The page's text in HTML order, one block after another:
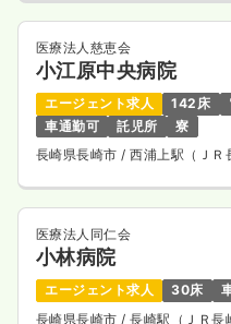
気になる
医療法人慈恵会
小江原中央病院
エージェント求人 142床
車通勤可
託児所
寮
長崎県長崎市/ 西浦上駅（ＪＲ
医療法人同仁会
小林病院
エージェント求人 30床
長崎県長崎市 / 長崎駅（ＪＲ長